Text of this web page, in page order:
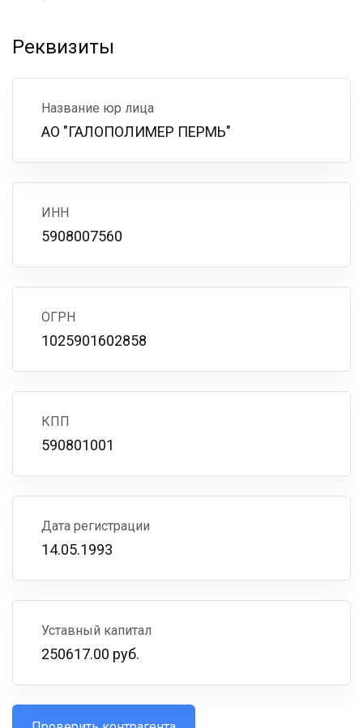
Реквизиты
Название юр лица
АО "ГАЛОПОЛИМЕР ПЕРМЬ"
ИНН
5908007560
ОГРН
1025901602858
КПП
590801001
Дата регистрации
14.05.1993
Уставный капитал
250617.00 руб.